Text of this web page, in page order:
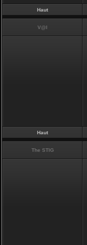
Haut
V@l
Haut
The STIG